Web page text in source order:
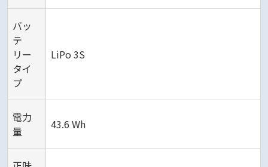
バッ
テ
リー
タイ
プ
LiPo 3S
電力
量
43.6 Wh